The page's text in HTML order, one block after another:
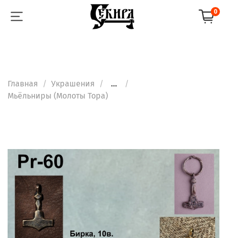
0
Главная Украшения
...
Мьёльниры (Молоты Тора)